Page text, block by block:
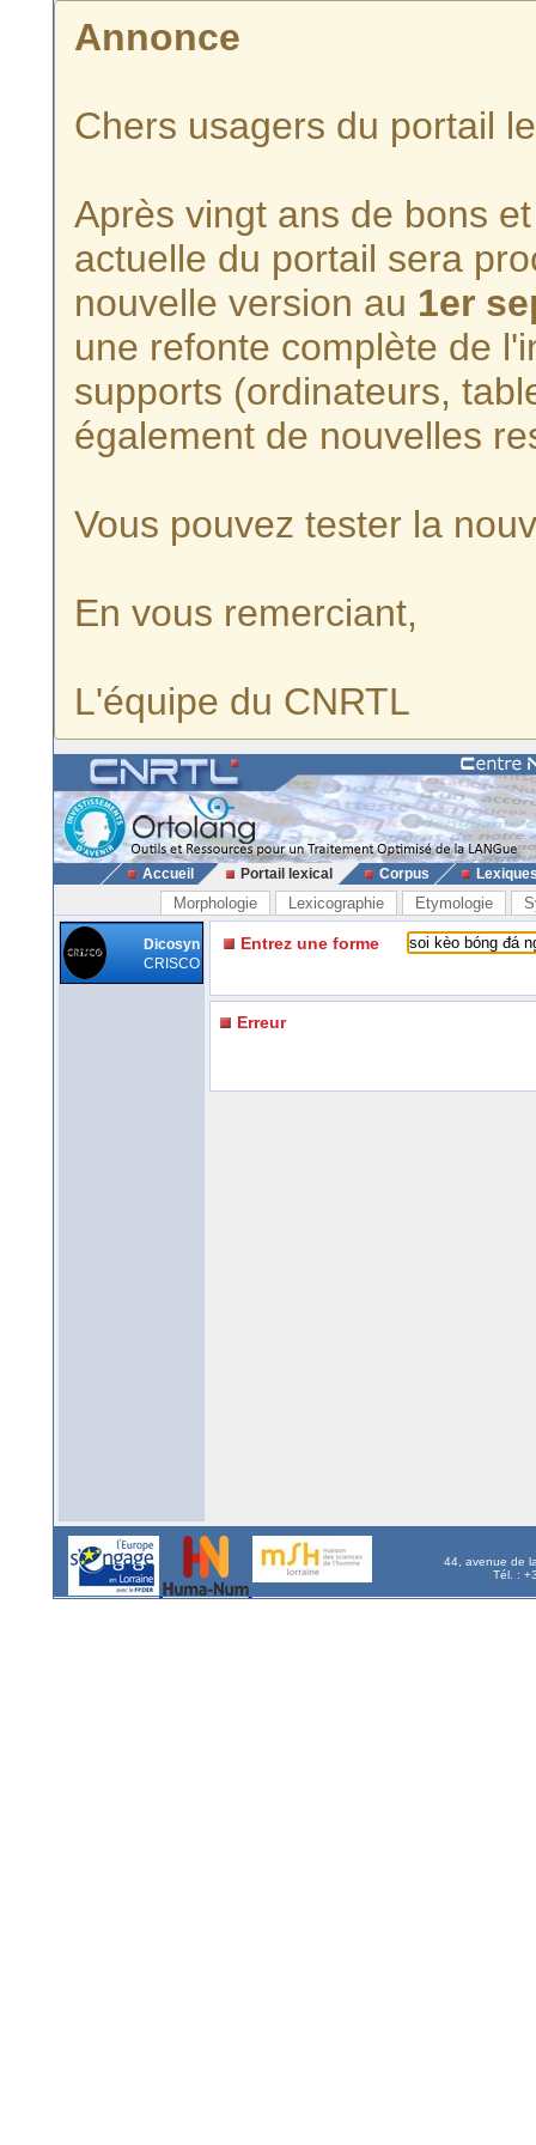
Annonce
Chers usagers du portail
Après vingt ans de bons
actuelle du portail sera
nouvelle version au 1er
une refonte complète de
supports (ordinateurs,
également de nouvelles
Vous pouvez tester la
En vous remerciant,
L'équipe du CNRTL
Accueil Portail lexical Corpus
Morphologie Lexicographie Etymologie
Dicosyn
CRISCO
Entrez une forme
Erreur
44, avenue de
Tél. :